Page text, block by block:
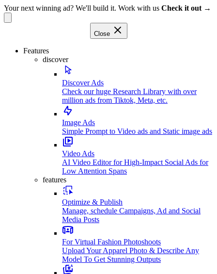
Your next winning ad? We'll build it. Work with us Check it out →
Close
Features
discover
Discover Ads
Check our huge Research Library with over
million ads from Tiktok, Meta, etc.
Image Ads
Simple Prompt to Video ads and Static image ads
Video Ads
AI Video Editor for High-Impact Social Ads for
Low Attention Spans
features
Optimize & Publish
Manage, schedule Campaigns, Ad and Social
Media Posts
For Virtual Fashion Photoshoots
Upload Your Apparel Photo & Describe Any
Model To Get Stunning Outputs